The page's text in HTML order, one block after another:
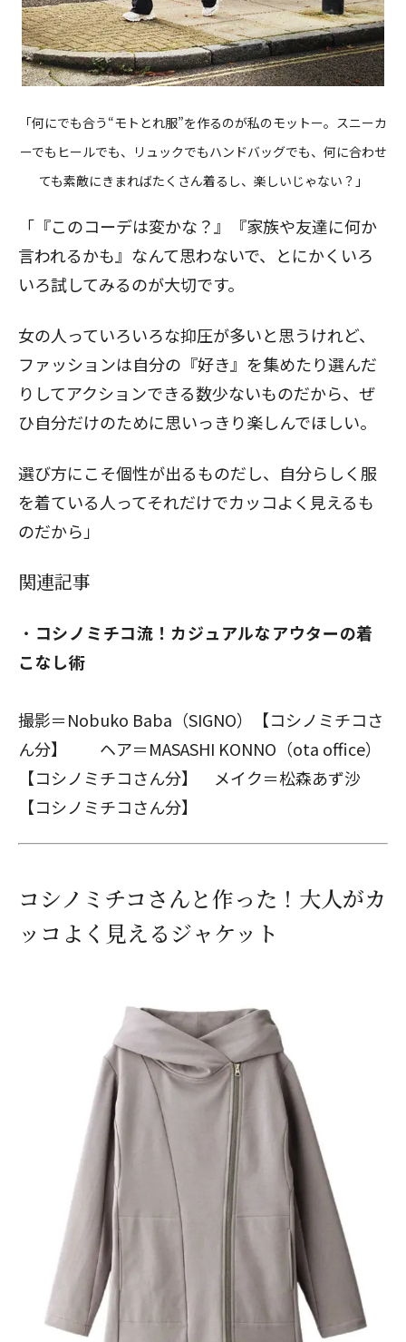
「何にでも合う“モトとれ服”を作るのが私のモットー。スニーカ
ーでもヒールでも、リュックでもハンドバッグでも、何に合わせ
ても素敵にきまればたくさん着るし、楽しいじゃない？」
「『このコーデは変かな？』『家族や友達に何か
言われるかも』なんて思わないで、とにかくいろ
いろ試してみるのが大切です。
女の人っていろいろな抑圧が多いと思うけれど、
ファッションは自分の『好き』を集めたり選んだ
りしてアクションできる数少ないものだから、ぜ
ひ自分だけのために思いっきり楽しんでほしい。
選び方にこそ個性が出るものだし、自分らしく服
を着ている人ってそれだけでカッコよく見えるも
のだから」
関連記事
コシノミチコ流！カジュアルなアウターの着
こなし術
撮影＝Nobuko Baba（SIGNO）【コシノミチコさ
ん分】 ヘア＝MASASHI KONNO（ota office）
【コシノミチコさん分】 メイク＝松森あず沙
【コシノミチコさん分】
コシノミチコさんと作った！大人がカ
ッコよく見えるジャケット